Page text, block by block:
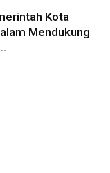
Kota
Mendukung